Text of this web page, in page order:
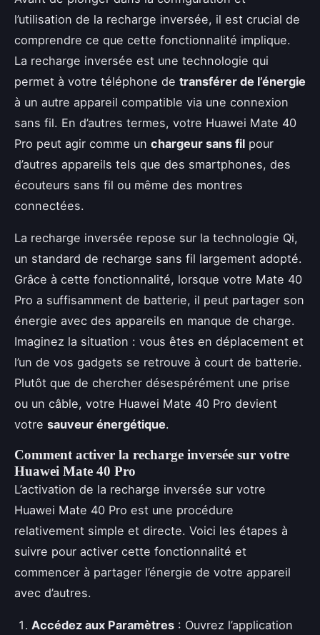
l’utilisation de la recharge inversée, il est crucial de
comprendre ce que cette fonctionnalité implique.
La recharge inversée est une technologie qui
permet à votre téléphone de transférer de l’énergie
à un autre appareil compatible via une connexion
sans fil. En d’autres termes, votre Huawei Mate 40
Pro peut agir comme un chargeur sans fil pour
d’autres appareils tels que des smartphones, des
écouteurs sans fil ou même des montres
connectées.
La recharge inversée repose sur la technologie Qi,
un standard de recharge sans fil largement adopté.
Grâce à cette fonctionnalité, lorsque votre Mate 40
Pro a suffisamment de batterie, il peut partager son
énergie avec des appareils en manque de charge.
Imaginez la situation : vous êtes en déplacement et
l’un de vos gadgets se retrouve à court de batterie.
Plutôt que de chercher désespérément une prise
ou un câble, votre Huawei Mate 40 Pro devient
votre sauveur énergétique.
Comment activer la recharge inversée sur votre
Huawei Mate 40 Pro
L’activation de la recharge inversée sur votre
Huawei Mate 40 Pro est une procédure
relativement simple et directe. Voici les étapes à
suivre pour activer cette fonctionnalité et
commencer à partager l’énergie de votre appareil
avec d’autres.
Accédez aux Paramètres : Ouvrez l’application